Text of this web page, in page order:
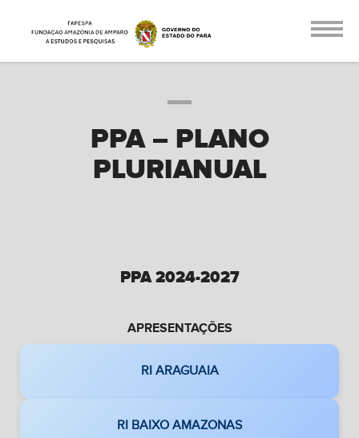
PPA – PLANO
PLURIANUAL
PPA 2024-2027
APRESENTAÇÕES
RI ARAGUAIA
RI BAIXO AMAZONAS